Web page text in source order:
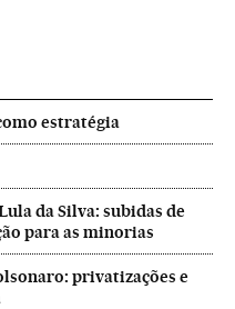
estratégia
da Silva: subidas de
para as minorias
privatizações e